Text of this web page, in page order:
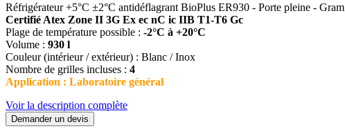
Réfrigérateur +5°C ±2°C antidéflagrant BioPlus ER930 - Porte pleine - Gram
Certifié Atex Zone II 3G Ex ec nC ic IIB T1-T6 Gc
Plage de température possible : -2°C à +20°C
Volume : 930 l
Couleur (intérieur / extérieur) : Blanc / Inox
Nombre de grilles incluses : 4
Application : Laboratoire général
Voir la description complète
Demander un devis